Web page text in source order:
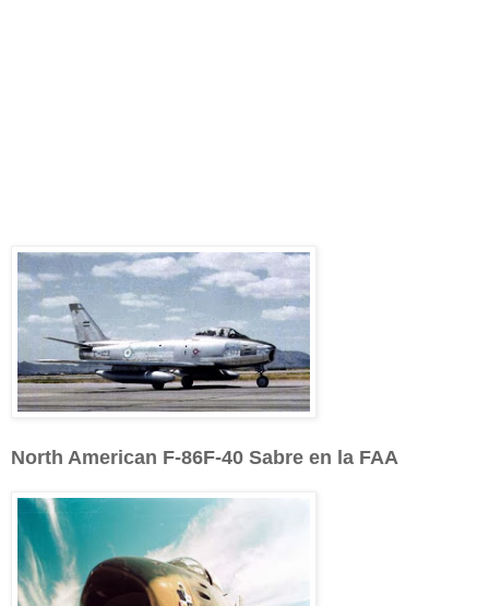
North American F-86F-40 Sabre en la FAA